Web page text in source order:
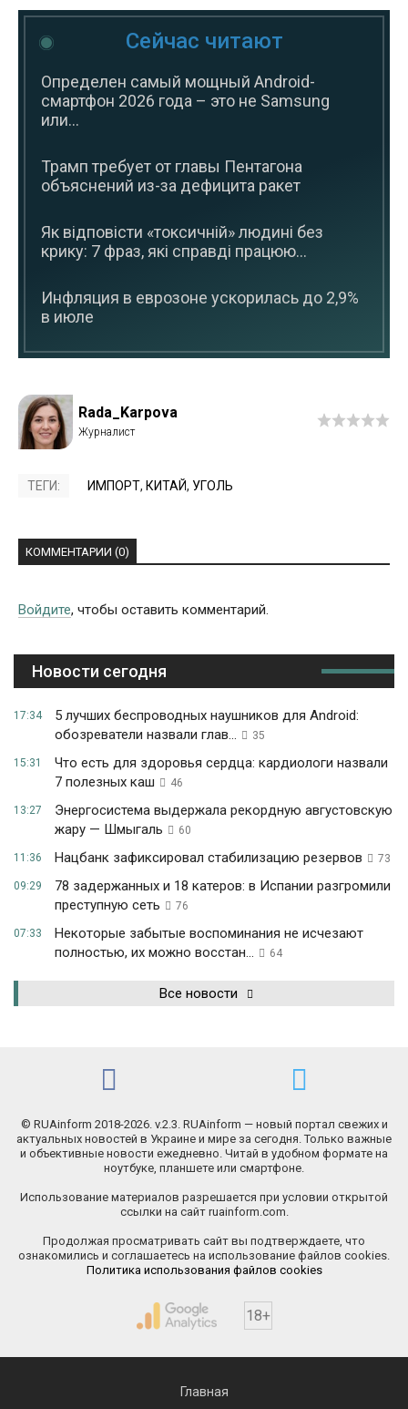
Сейчас читают
Определен самый мощный Android-
смартфон 2026 года – это не Samsung
или...
Трамп требует от главы Пентагона
объяснений из-за дефицита ракет
Як відповісти «токсичній» людині без
крику: 7 фраз, які справді працюю...
Инфляция в еврозоне ускорилась до 2,9%
в июле
Rada_Karpova
ТЕГИ: ИМПОРТ, КИТАЙ, УГОЛЬ
КОММЕНТАРИИ (0)
Войдите, чтобы оставить комментарий.
Новости сегодня
17:34
5 лучших беспроводных наушников для Android:
обозреватели назвали глав...
35
15:31
Что есть для здоровья сердца: кардиологи назвали
7 полезных каш
46
13:27
Энергосистема выдержала рекордную августовскую
жару — Шмыгаль
60
11:36 Нацбанк зафиксировал стабилизацию резервов 73
09:29
78 задержанных и 18 катеров: в Испании разгромили
преступную сеть
76
07:33
Некоторые забытые воспоминания не исчезают
полностью, их можно восстан...
64
Все новости
© RUAinform 2018-2026. v.2.3. RUAinform — новый портал свежих и
актуальных новостей в Украине и мире за сегодня. Только важные
и объективные новости ежедневно. Читай в удобном формате на
ноутбуке, планшете или смартфоне.
Использование материалов разрешается при условии открытой
ссылки на сайт ruainform.com.
Продолжая просматривать сайт вы подтверждаете, что
ознакомились и соглашаетесь на использование файлов cookies.
Политика использования файлов cookies
18+
Главная